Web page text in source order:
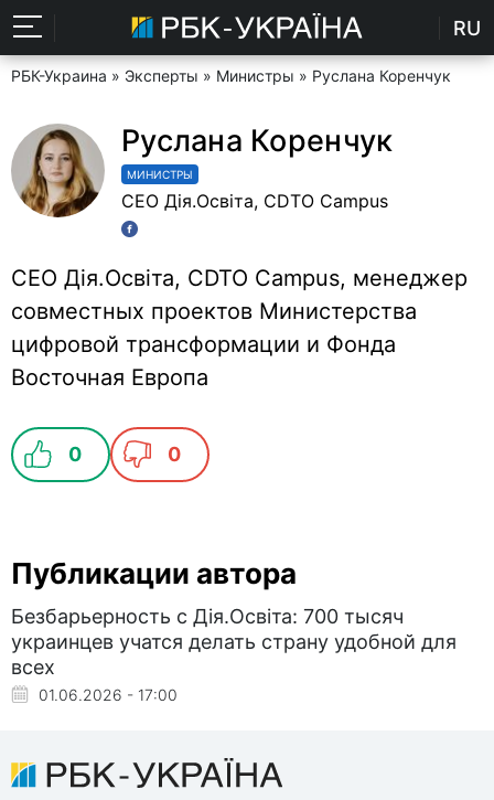
RU
РБК-Украина » Эксперты » Министры » Руслана Коренчук
Руслана Коренчук
МИНИСТРЫ
CEO Дія.Освіта, CDTO Campus
CEO Дія.Освіта, CDTO Campus, менеджер
совместных проектов Министерства
цифровой трансформации и Фонда
Восточная Европа
0 0
Публикации автора
Безбарьерность с Дія.Освіта: 700 тысяч
украинцев учатся делать страну удобной для
всех
01.06.2026 - 17:00